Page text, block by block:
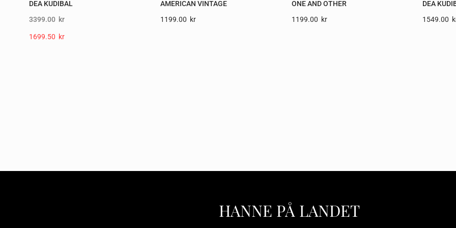
DEA KUDIBAL
3399.00 kr
1699.50 Kr
AMERICAN VINTAGE
1199.00 Kr
ONE AND OTHER
1199.00 Kr
DEA
1549.00
HANNE PÅ LANDET